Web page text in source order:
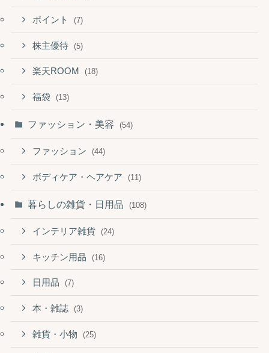
ポイント (7)
株主優待 (5)
楽天ROOM (18)
福袋 (13)
ファッション・美容 (54)
ファッション (44)
ボディケア・ヘアケア (11)
暮らしの雑貨・日用品 (108)
インテリア雑貨 (24)
キッチン用品 (16)
日用品 (7)
本・雑誌 (3)
雑貨・小物 (25)